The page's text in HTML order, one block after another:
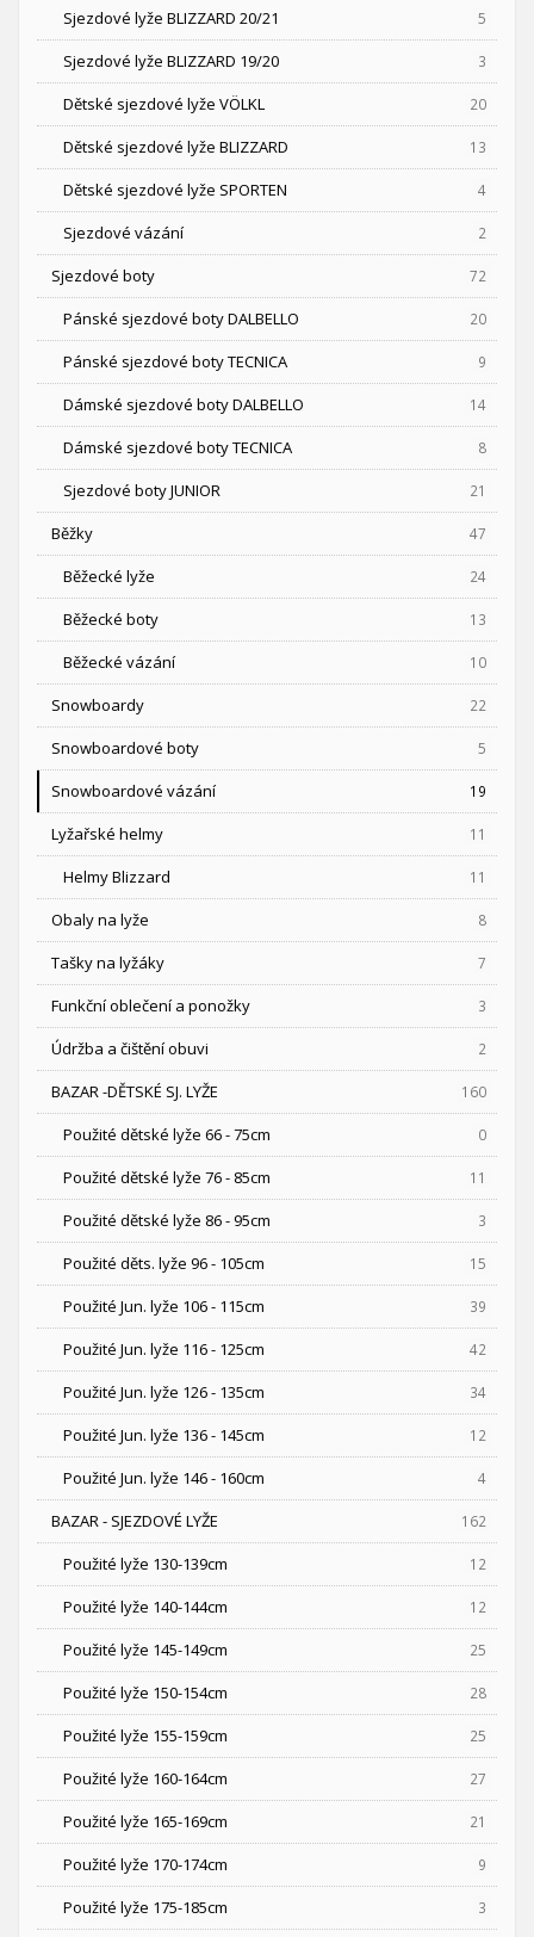
Sjezdové lyže BLIZZARD 20/21 5
Sjezdové lyže BLIZZARD 19/20 3
Dětské sjezdové lyže VÖLKL 20
Dětské sjezdové lyže BLIZZARD 13
Dětské sjezdové lyže SPORTEN 4
Sjezdové vázání 2
Sjezdové boty 72
Pánské sjezdové boty DALBELLO 20
Pánské sjezdové boty TECNICA 9
Dámské sjezdové boty DALBELLO 14
Dámské sjezdové boty TECNICA 8
Sjezdové boty JUNIOR 21
Běžky 47
Běžecké lyže 24
Běžecké boty 13
Běžecké vázání 10
Snowboardy 22
Snowboardové boty 5
Snowboardové vázání 19
Lyžařské helmy 11
Helmy Blizzard 11
Obaly na lyže 8
Tašky na lyžáky 7
Funkční oblečení a ponožky 3
Údržba a čištění obuvi 2
BAZAR -DĚTSKÉ SJ. LYŽE 160
Použité dětské lyže 66 - 75cm 0
Použité dětské lyže 76 - 85cm 11
Použité dětské lyže 86 - 95cm 3
Použité děts. lyže 96 - 105cm 15
Použité Jun. lyže 106 - 115cm 39
Použité Jun. lyže 116 - 125cm 42
Použité Jun. lyže 126 - 135cm 34
Použité Jun. lyže 136 - 145cm 12
Použité Jun. lyže 146 - 160cm 4
BAZAR - SJEZDOVÉ LYŽE 162
Použité lyže 130-139cm 12
Použité lyže 140-144cm 12
Použité lyže 145-149cm 25
Použité lyže 150-154cm 28
Použité lyže 155-159cm 25
Použité lyže 160-164cm 27
Použité lyže 165-169cm 21
Použité lyže 170-174cm 9
Použité lyže 175-185cm 3